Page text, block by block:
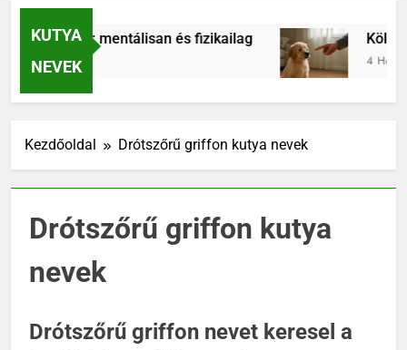
KUTYA
NEVEK
mentálisan és fizikailag Kölyökkutya
4 Hónap Ezelőtt
Kezdőoldal Drótszőrű griffon kutya nevek
Drótszőrű griffon kutya
nevek
Drótszőrű griffon nevet keresel a